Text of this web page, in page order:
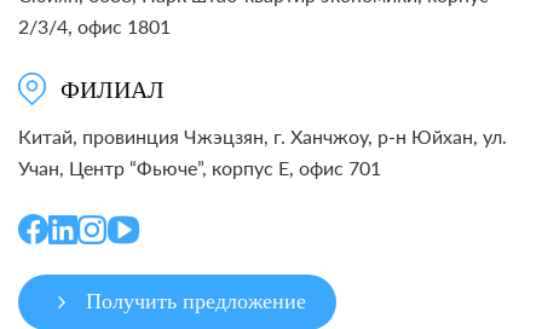
2/3/4, офис 1801
ФИЛИАЛ
Китай, провинция Чжэцзян, г. Ханчжоу, р-н Юйхан, ул.
Учан, Центр “Фьюче”, корпус E, офис 701
Получить предложение